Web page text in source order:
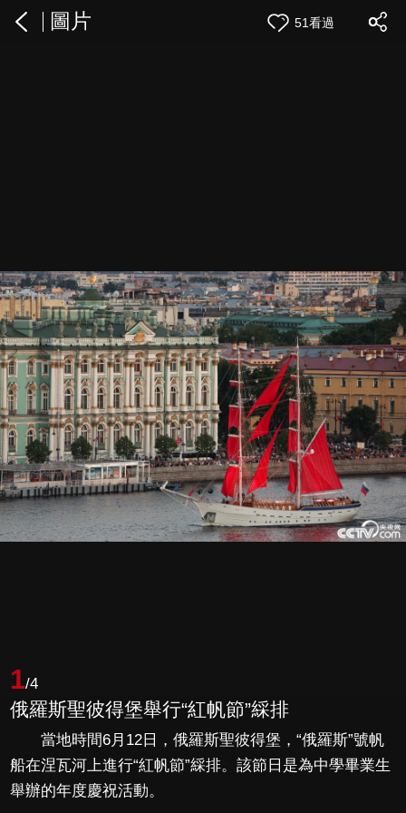
圖片 51看過
1/4
俄羅斯聖彼得堡舉行“紅帆節”綵排
當地時間6月12日，俄羅斯聖彼得堡，“俄羅斯”號帆
船在涅瓦河上進行“紅帆節”綵排。該節日是為中學畢業生
舉辦的年度慶祝活動。